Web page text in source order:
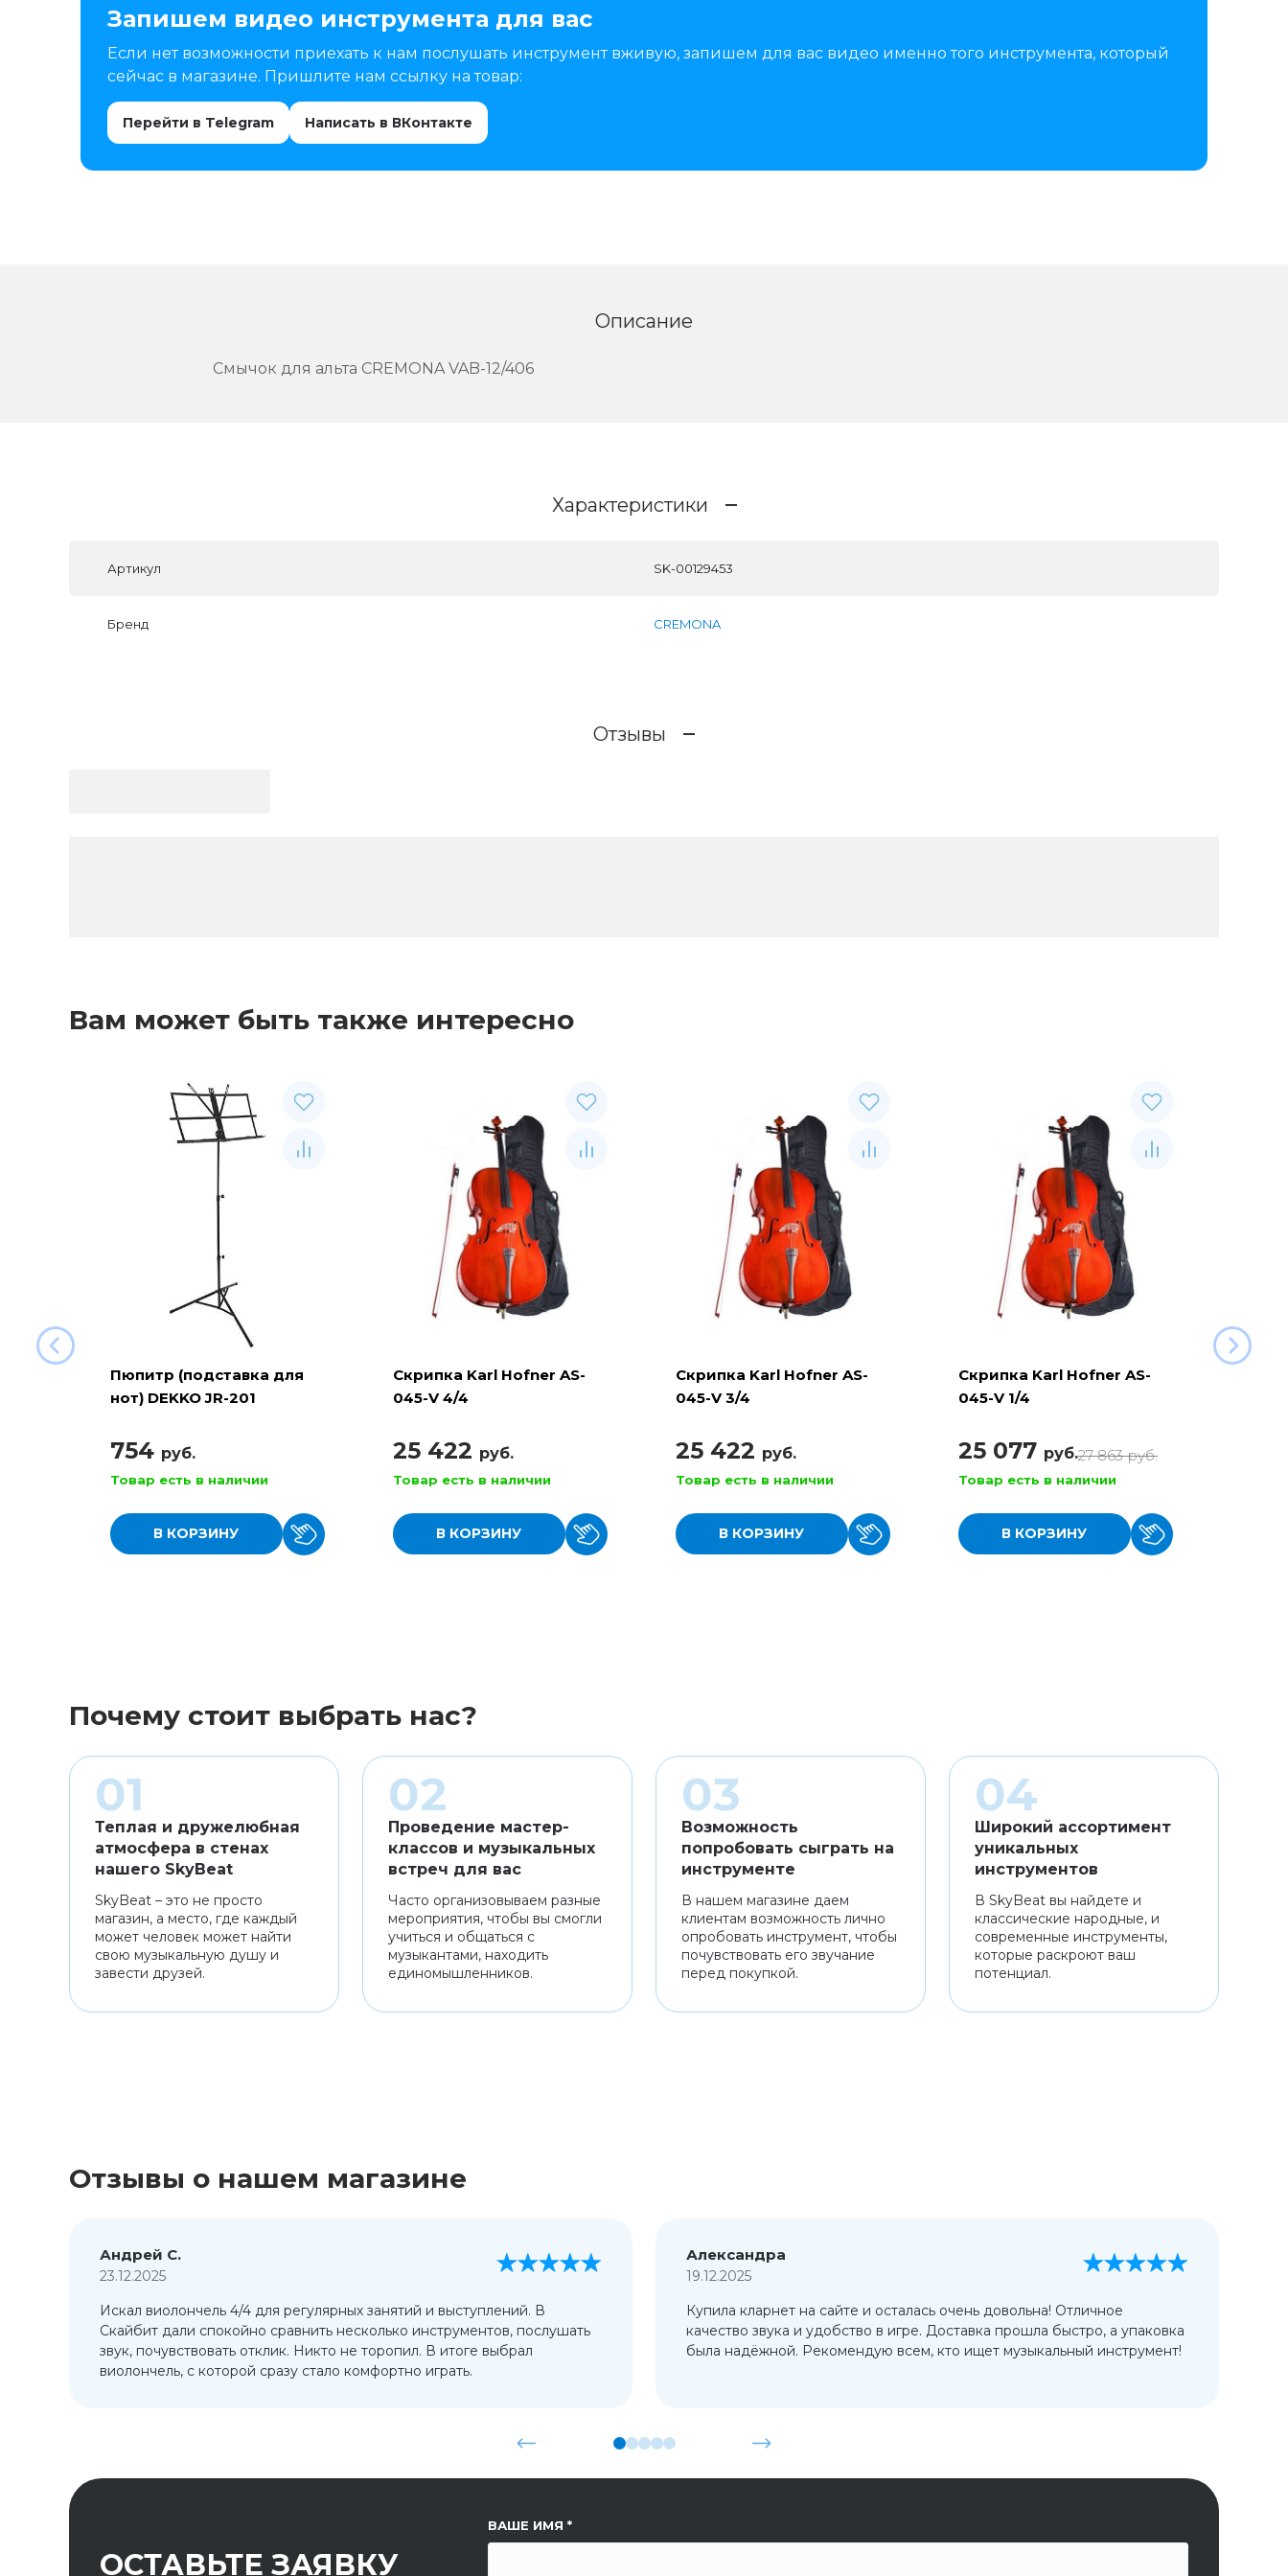
Запишем видео инструмента для вас
Если нет возможности приехать к нам послушать инструмент вживую, запишем для вас видео именно того инструмента, который
сейчас в магазине. Пришлите нам ссылку на товар:
Перейти в Telegram Написать в ВКонтакте
Описание
Смычок для альта CREMONA VAB-12/406
Характеристики
Артикул SK-00129453
Бренд CREMONA
Отзывы
Вам может быть также интересно
Пюпитр (подставка для
нот) DEKKO JR-201
754 руб.
Товар есть в наличии
В КОРЗИНУ
Скрипка Karl Hofner AS-
045-V 4/4
25 422 руб.
Товар есть в наличии
В КОРЗИНУ
Скрипка Karl Hofner AS-
045-V 3/4
25 422 руб.
Товар есть в наличии
В КОРЗИНУ
Скрипка Karl Hofner AS-
045-V 1/4
25 077 руб.27 863руб.
Товар есть в наличии
В КОРЗИНУ
Почему стоит выбрать нас?
Теплая и дружелюбная
атмосфера в стенах
нашего SkyBeat
SkyBeat – это не просто
магазин, а место, где каждый
может человек может найти
свою музыкальную душу и
завести друзей.
Проведение мастер-
классов и музыкальных
встреч для вас
Часто организовываем разные
мероприятия, чтобы вы смогли
учиться и общаться с
музыкантами, находить
единомышленников.
Возможность
попробовать сыграть на
инструменте
В нашем магазине даем
клиентам возможность лично
опробовать инструмент, чтобы
почувствовать его звучание
перед покупкой.
Широкий ассортимент
уникальных
инструментов
В SkyBeat вы найдете и
классические народные, и
современные инструменты,
которые раскроют ваш
потенциал.
Отзывы о нашем магазине
Андрей С.
23.12.2025
Искал виолончель 4/4 для регулярных занятий и выступлений. В
Скайбит дали спокойно сравнить несколько инструментов, послушать
звук, почувствовать отклик. Никто не торопил. В итоге выбрал
виолончель, с которой сразу стало комфортно играть.
Александра
19.12.2025
Купила кларнет на сайте и осталась очень довольна! Отличное
качество звука и удобство в игре. Доставка прошла быстро, а упаковка
была надёжной. Рекомендую всем, кто ищет музыкальный инструмент!
ОСТАВЬТЕ ЗАЯВКУ
ВАШЕ ИМЯ
ССЫЛКА НА СТРАНИЦУ